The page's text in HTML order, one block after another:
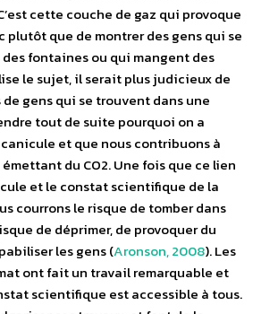
cette couche de gaz qui provoque
plutôt que de montrer des gens qui se
fontaines ou qui mangent des
le sujet, il serait plus judicieux de
gens qui se trouvent dans une
tout de suite pourquoi on a
et que nous contribuons à
du CO2.Une fois que ce lien
et le constat scientifique de la
courrons le risque de tomber dans
de déprimer, de provoquer du
les gens (Aronson, 2008). Les
ont fait un travail remarquable et
scientifique est accessible à tous.